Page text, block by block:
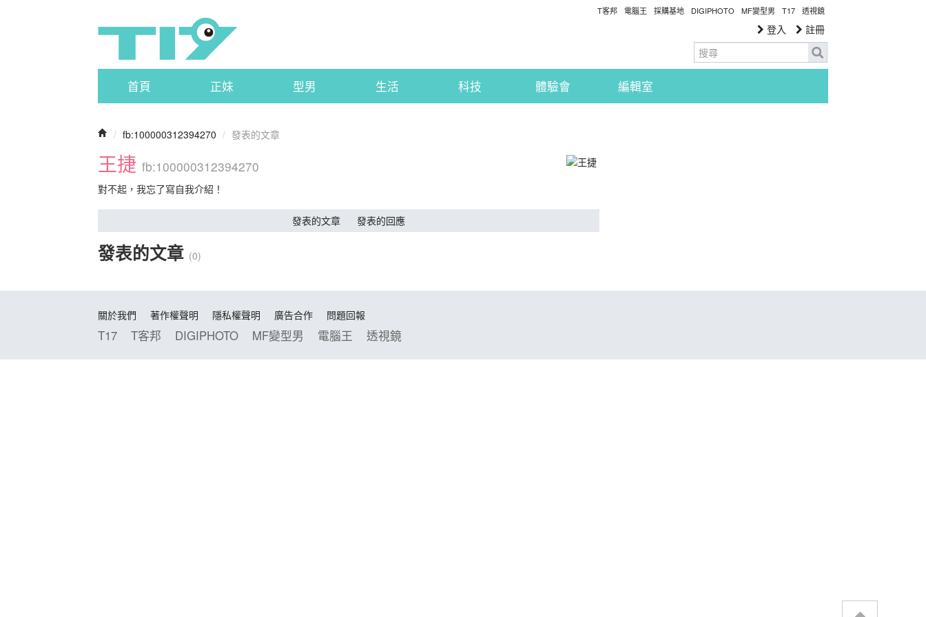
T客邦 電腦王 採購基地 DIGIPHOTO MF變型男 T17 透視鏡
登入 註冊
首頁 正妹 型男 生活 科技 體驗會 編輯室
/ fb:100000312394270 / 發表的文章
王捷 fb:100000312394270
對不起，我忘了寫自我介紹！
發表的文章 發表的回應
發表的文章 (0)
關於我們 著作權聲明 隱私權聲明 廣告合作 問題回報
T17 T客邦 DIGIPHOTO MF變型男 電腦王 透視鏡